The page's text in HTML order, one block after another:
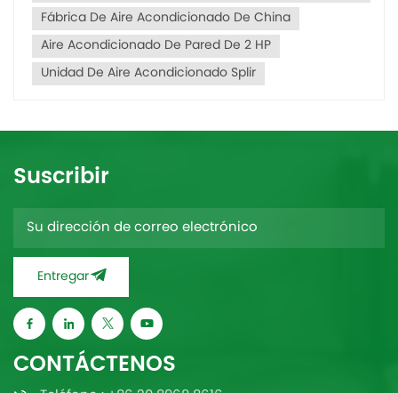
Fábrica De Aire Acondicionado De China
Aire Acondicionado De Pared De 2 HP
Unidad De Aire Acondicionado Splir
Suscribir
Entregar
CONTÁCTENOS